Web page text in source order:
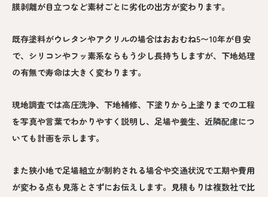
膜剥離が目立つなど素材ごとに劣化の出方が変わります。
既存塗料がウレタンやアクリルの場合はおおむね5〜10年が目安
で、シリコンやフッ素系ならもう少し長持ちしますが、下地処理
の有無で寿命は大きく変わります。
現地調査では高圧洗浄、下地補修、下塗りから上塗りまでの工程
を写真や言葉でわかりやすく説明し、足場や養生、近隣配慮につ
いても計画を示します。
また狭小地で足場組立が制約される場合や交通状況で工期や費用
が変わる点も見落とさずにお伝えします。見積もりは複数社で比